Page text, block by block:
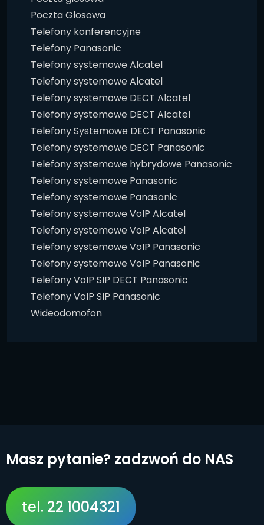
Poczta Głosowa
Telefony konferencyjne
Telefony Panasonic
Telefony systemowe Alcatel
Telefony systemowe Alcatel
Telefony systemowe DECT Alcatel
Telefony systemowe DECT Alcatel
Telefony Systemowe DECT Panasonic
Telefony systemowe DECT Panasonic
Telefony systemowe hybrydowe Panasonic
Telefony systemowe Panasonic
Telefony systemowe Panasonic
Telefony systemowe VoIP Alcatel
Telefony systemowe VoIP Alcatel
Telefony systemowe VoIP Panasonic
Telefony systemowe VoIP Panasonic
Telefony VoIP SIP DECT Panasonic
Telefony VoIP SIP Panasonic
Wideodomofon
Masz pytanie? zadzwoń do NAS
tel. 22 1004321
tel. 22 1004321